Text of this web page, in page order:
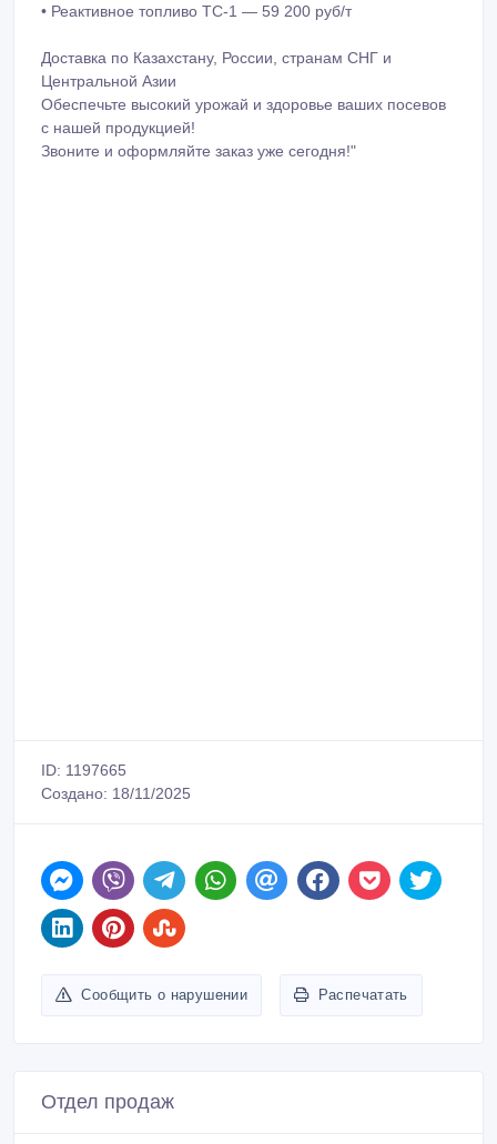
• Реактивное топливо ТС-1 — 59 200 руб/т
Доставка по Казахстану, России, странам СНГ и
Центральной Азии
Обеспечьте высокий урожай и здоровье ваших посевов
с нашей продукцией!
Звоните и оформляйте заказ уже сегодня!"
ID: 1197665
Создано: 18/11/2025
Сообщить о нарушении Распечатать
Отдел продаж